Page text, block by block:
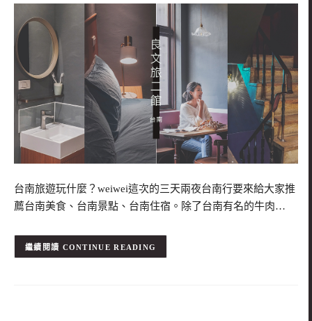
台南旅遊玩什麼？weiwei這次的三天兩夜台南行要來給大家推
薦台南美食、台南景點、台南住宿。除了台南有名的牛肉…
CONTINUE READING